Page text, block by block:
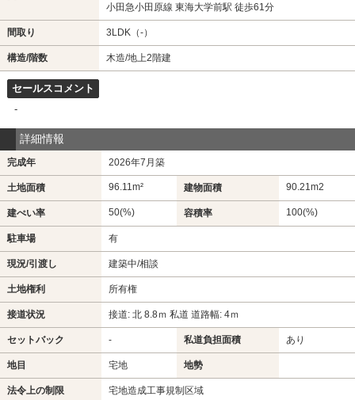
小田急小田原線 東海大学前駅 徒歩61分
間取り 3LDK（-）
構造/階数 木造/地上2階建
セールスコメント
-
詳細情報
完成年 2026年7月築
土地面積 96.11m² 建物面積 90.21m2
建ぺい率 50(%) 容積率 100(%)
駐車場 有
現況/引渡し 建築中/相談
土地権利 所有権
接道状況 接道: 北 8.8ｍ 私道 道路幅: 4ｍ
セットバック - 私道負担面積 あり
地目 宅地 地勢
法令上の制限 宅地造成工事規制区域